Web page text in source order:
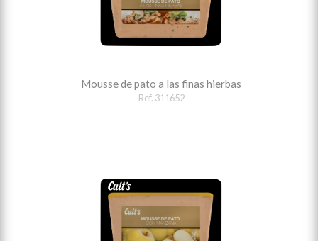
Mousse de pato a las finas hierbas
Ref. 311652